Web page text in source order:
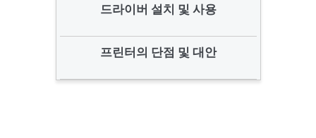
드라이버 설치 및 사용
프린터의 단점 및 대안